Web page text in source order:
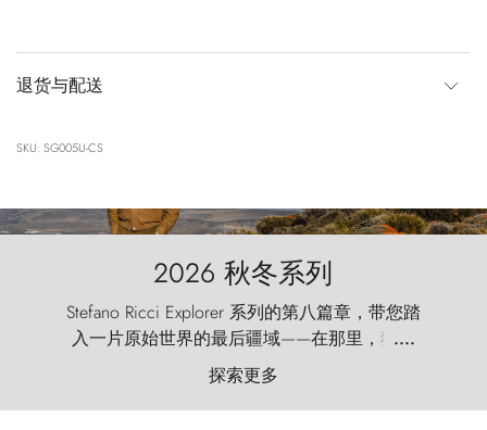
退货与配送
SKU: SG005U-CS
2026 秋冬系列
Stefano Ricci Explorer 系列的第八篇章，带您踏
入一片原始世界的最后疆域——在那里，狂风
以远古的怒号雕琢着自然，而百内塔（Torres
del Paine）则宛如石砌的哨兵，傲然向苍穹发
起挑战。
....
探索更多